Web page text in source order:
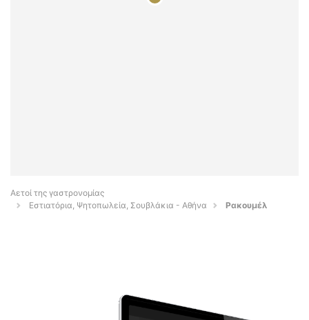
Αετοί της γαστρονομίας
Εστιατόρια, Ψητοπωλεία, Σουβλάκια - Αθήνα
Ρακουμέλ